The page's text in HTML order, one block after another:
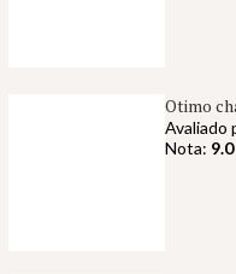
Otimo
Avaliado
Nota: 9.0